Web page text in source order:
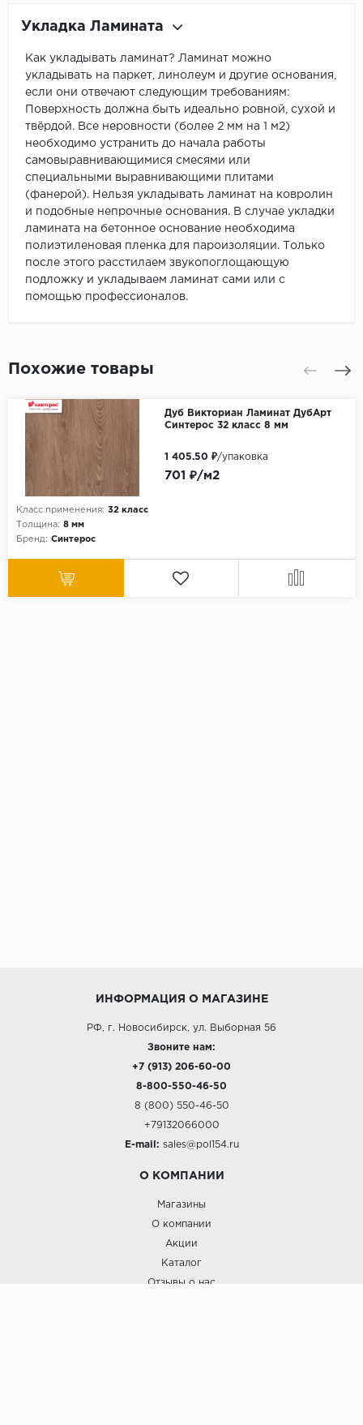
Укладка Ламината
Как укладывать ламинат? Ламинат можно
укладывать на паркет, линолеум и другие основания,
если они отвечают следующим требованиям:
Поверхность должна быть идеально ровной, сухой и
твёрдой. Все неровности (более 2 мм на 1 м2)
необходимо устранить до начала работы
самовыравнивающимися смесями или
специальными выравнивающими плитами
(фанерой). Нельзя укладывать ламинат на ковролин
и подобные непрочные основания. В случае укладки
ламината на бетонное основание необходима
полиэтиленовая пленка для пароизоляции. Только
после этого расстилаем звукопоглощающую
подложку и укладываем ламинат сами или с
помощью профессионалов.
Похожие товары
Дуб Викториан Ламинат ДубАрт
Синтерос 32 класс 8 мм
Класс применения: 32 класс
Толщина: 8 мм
Бренд: Синтерос
701 ₽/м2
1 405.50 ₽/упаковка
ИНФОРМАЦИЯ О МАГАЗИНЕ
РФ, г. Новосибирск, ул. Выборная 56
Звоните нам:
+7 (913) 206-60-00
8-800-550-46-50
8 (800) 550-46-50
+79132066000
E-mail: sales@pol154.ru
О КОМПАНИИ
Магазины
О компании
Акции
Каталог
Отзывы о нас